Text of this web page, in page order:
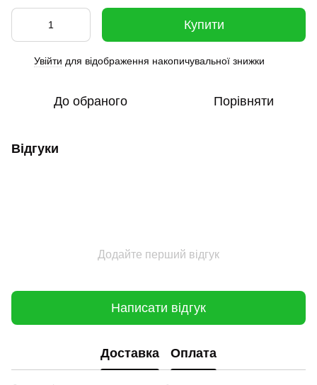
Купити
Увійти для відображення накопичувальної знижки
До обраного Порівняти
Відгуки
Додайте перший відгук
Написати відгук
Доставка Оплата